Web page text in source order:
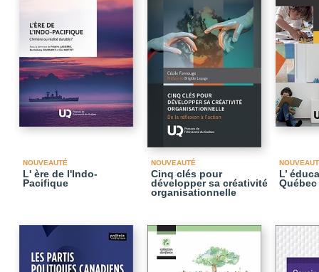
NOUVEAUTÉ
L' ère de l'Indo-
Pacifique
NOUVEAUTÉ
Cinq clés pour
développer sa créativité
organisationnelle
L’
Québec